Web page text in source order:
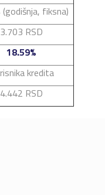
(godišnja, fiksna)
3.703 RSD
18.59%
kredita
4.442 RSD